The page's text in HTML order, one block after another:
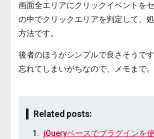
画面全エリアにクリックイベントを
の中でクリックエリアを判定して、
方法です。
後者のほうがシンプルで良さそうです
忘れてしまいがちなので、メモまで。
Related posts:
jQueryベースでプラグインを